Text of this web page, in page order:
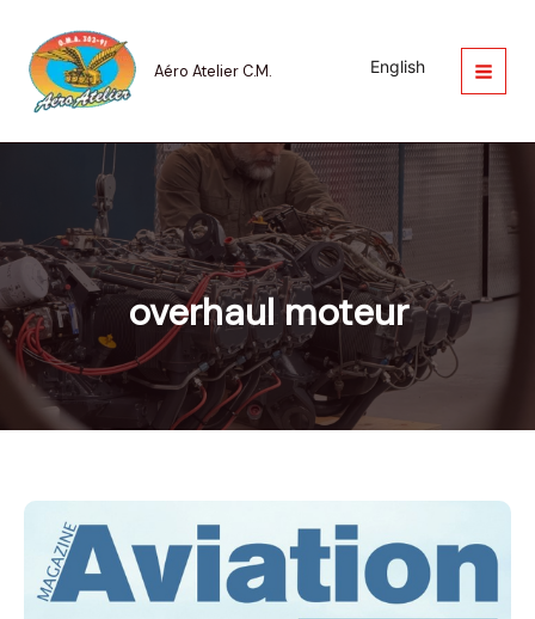
contenu
Aéro Atelier C.M. English
overhaul moteur